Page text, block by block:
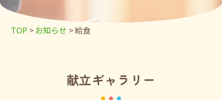
TOP >お知らせ >給食
献立ギャラリー